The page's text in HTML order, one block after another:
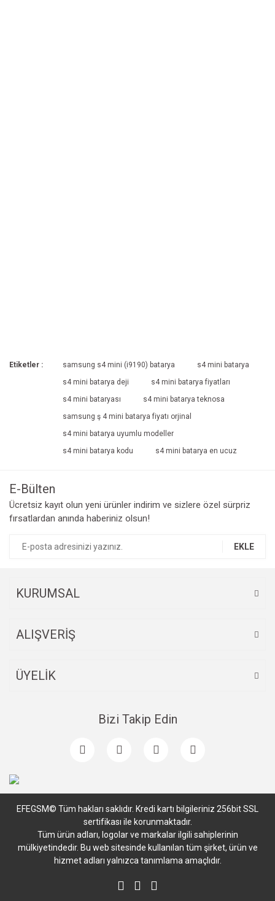
Etiketler : samsung s4 mini (i9190) batarya
s4 mini batarya
s4 mini batarya deji
s4 mini batarya fiyatları
s4 mini bataryası
s4 mini batarya teknosa
samsung ş 4 mini batarya fiyatı orjinal
s4 mini batarya uyumlu modeller
s4 mini batarya kodu
s4 mini batarya en ucuz
E-Bülten
Ücretsiz kayıt olun yeni ürünler indirim ve sizlere özel sürpriz
fırsatlardan anında haberiniz olsun!
EKLE
KURUMSAL
ALIŞVERİŞ
ÜYELİK
Bizi Takip Edin
EFEGSM© Tüm hakları saklıdır. Kredi kartı bilgileriniz 256bit SSL
sertifikası ile korunmaktadır.
Tüm ürün adları, logolar ve markalar ilgili sahiplerinin
mülkiyetindedir. Bu web sitesinde kullanılan tüm şirket, ürün ve
hizmet adları yalnızca tanımlama amaçlıdır.